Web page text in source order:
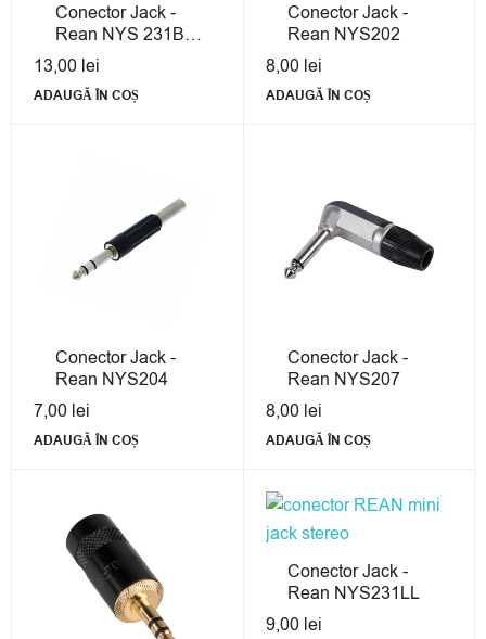
Conector Jack -
Rean NYS 231BG-
LL
13,00 lei
ADAUGĂ ÎN COȘ
Conector Jack -
Rean NYS202
8,00 lei
ADAUGĂ ÎN COȘ
Conector Jack -
Rean NYS204
7,00 lei
ADAUGĂ ÎN COȘ
Conector Jack -
Rean NYS207
8,00 lei
ADAUGĂ ÎN COȘ
Conector Jack -
Rean NYS231LL
9,00 lei